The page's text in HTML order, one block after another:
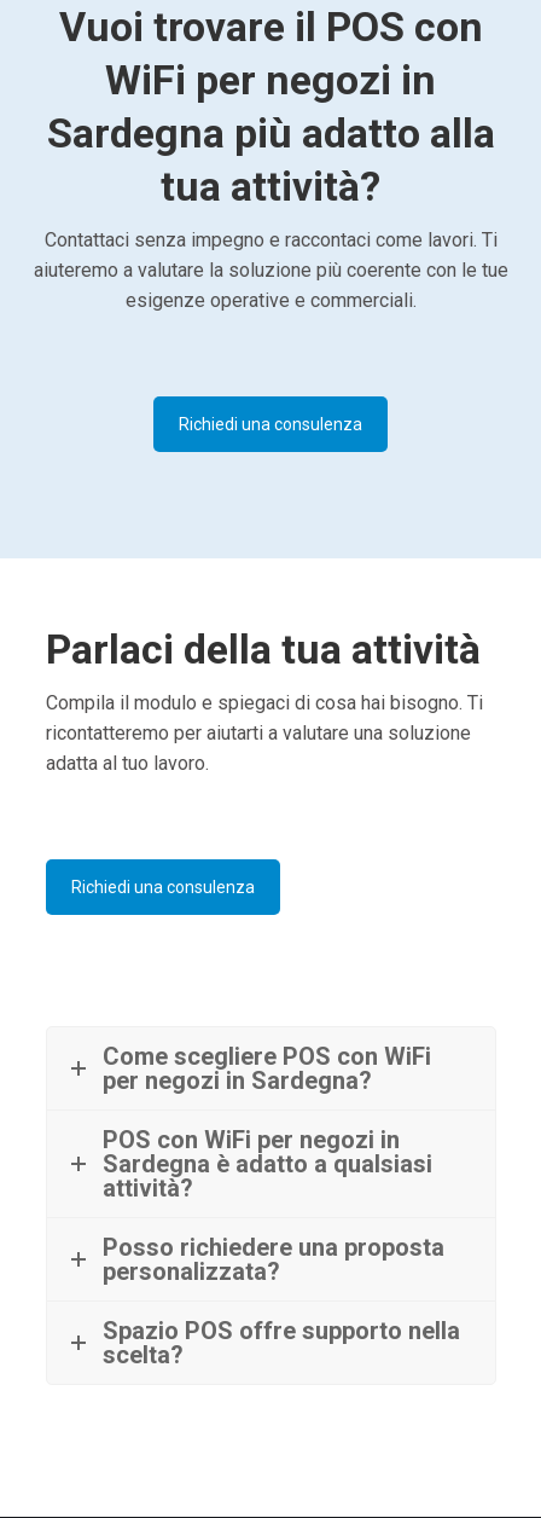
Vuoi trovare il POS con
WiFi per negozi in
Sardegna più adatto alla
tua attività?
Contattaci senza impegno e raccontaci come lavori. Ti
aiuteremo a valutare la soluzione più coerente con le tue
esigenze operative e commerciali.
Richiedi una consulenza
Parlaci della tua attività
Compila il modulo e spiegaci di cosa hai bisogno. Ti
ricontatteremo per aiutarti a valutare una soluzione
adatta al tuo lavoro.
Richiedi una consulenza
Come scegliere POS con WiFi
per negozi in Sardegna?
POS con WiFi per negozi in
Sardegna è adatto a qualsiasi
attività?
Posso richiedere una proposta
personalizzata?
Spazio POS offre supporto nella
scelta?